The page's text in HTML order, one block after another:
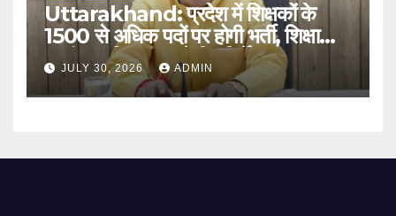
Uttarakhand: प्रदेश में शिक्षकों के
1500 से अधिक पदों पर होगी भर्ती, शिक्षा
मंत्री धन सिंह रावत ने दिए निर्देश
JULY 30, 2026 ADMIN